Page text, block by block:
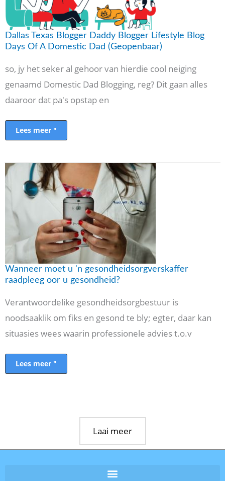
Dallas Texas Blogger Daddy Blogger Lifestyle Blog
Days Of A Domestic Dad (Geopenbaar)
so, jy het seker al gehoor van hierdie cool neiging
genaamd Domestic Dad Blogging, reg? Dit gaan alles
daaroor dat pa's opstap en
Blogger
Lifestyle
Blog
Days
Of
A
Domestic
Lees meer "
Wanneer moet u 'n gesondheidsorgverskaffer
raadpleeg oor u gesondheid?
Verantwoordelike gesondheidsorgbestuur is
noodsaaklik om fiks en gesond te bly; egter, daar kan
situasies wees waarin professionele advies t.o.v
Wanneer
moet
gesondheidsorgverskaffer
raadpleeg
u
gesondheid?
Lees meer "
Laai meer